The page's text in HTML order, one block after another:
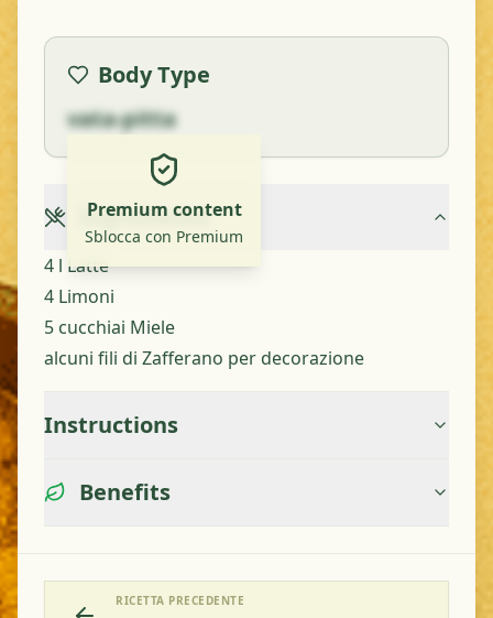
Body Type
vata-pitta
Premium content
Sblocca con Premium
Ingredients
4 l Latte
4 Limoni
5 cucchiai Miele
alcuni fili di Zafferano per decorazione
Instructions
Benefits
RICETTA PRECEDENTE